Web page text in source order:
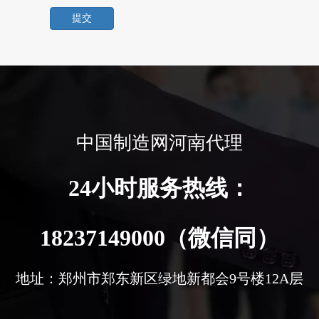
提交
中国制造网河南代理
24小时服务热线：
18237149000（微信同）
地址：郑州市郑东新区绿地新都会9号楼12A层